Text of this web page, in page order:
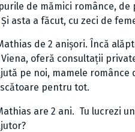
de mămici românce,
asta a făcut, cu zeci de
de 2 anișori. Încă
oferă consultații
pe noi, mamele românce
pentru tot.
are 2 ani. Tu lucrezi